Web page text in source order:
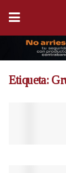
Etiqueta: